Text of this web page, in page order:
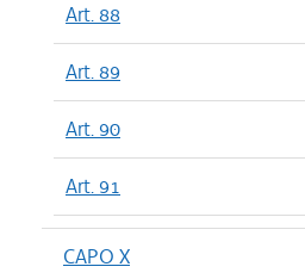
Art. 88
Art. 89
Art. 90
Art. 91
CAPO X